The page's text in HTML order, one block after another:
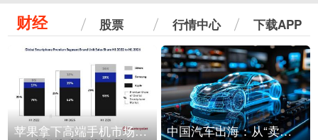
财经 股票 行情中心 下载APP
苹果拿下高端手机市场65%的份额：iPhone 17系列功不可没 中国汽车出海：从“卖出去”到“走进去”